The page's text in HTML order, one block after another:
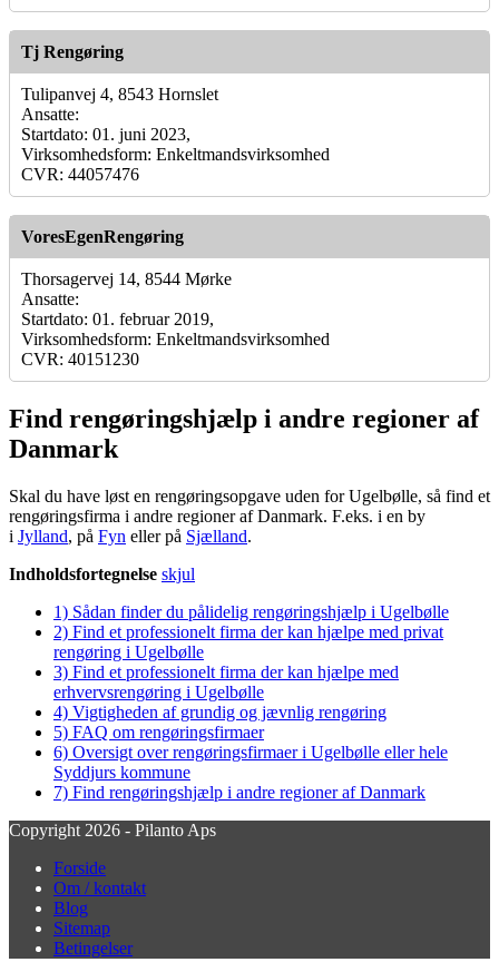
Tj Rengøring
Tulipanvej 4, 8543 Hornslet
Ansatte:
Startdato: 01. juni 2023,
Virksomhedsform: Enkeltmandsvirksomhed
CVR: 44057476
VoresEgenRengøring
Thorsagervej 14, 8544 Mørke
Ansatte:
Startdato: 01. februar 2019,
Virksomhedsform: Enkeltmandsvirksomhed
CVR: 40151230
Find rengøringshjælp i andre regioner af
Danmark
Skal du have løst en rengøringsopgave uden for Ugelbølle, så find et
rengøringsfirma i andre regioner af Danmark. F.eks. i en by
i Jylland, på Fyn eller på Sjælland.
Indholdsfortegnelse skjul
1) Sådan finder du pålidelig rengøringshjælp i Ugelbølle
2) Find et professionelt firma der kan hjælpe med privat
rengøring i Ugelbølle
3) Find et professionelt firma der kan hjælpe med
erhvervsrengøring i Ugelbølle
4) Vigtigheden af grundig og jævnlig rengøring
5) FAQ om rengøringsfirmaer
6) Oversigt over rengøringsfirmaer i Ugelbølle eller hele
Syddjurs kommune
7) Find rengøringshjælp i andre regioner af Danmark
Copyright 2026 - Pilanto Aps
Forside
Om / kontakt
Blog
Sitemap
Betingelser